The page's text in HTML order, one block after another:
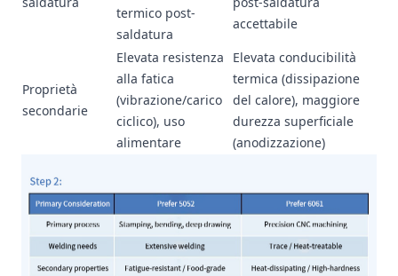
termico post-
saldatura
accettabile
Proprietà
secondarie
Elevata resistenza
alla fatica
(vibrazione/carico
ciclico), uso
alimentare
Elevata conducibilità
termica (dissipazione
del calore), maggiore
durezza superficiale
(anodizzazione)